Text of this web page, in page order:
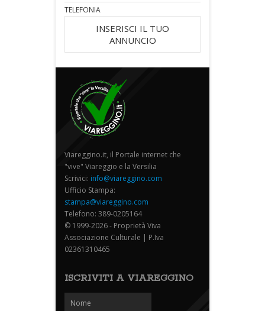
TELEFONIA
INSERISCI IL TUO
ANNUNCIO
Viareggino.it, il Portale internet che
"vive" Viareggio e la Versilia
Scrivici: info@viareggino.com
Ufficio Stampa:
stampa@viareggino.com
Telefono: 389-0205164
© 1999-2026 - Proprietà Viva
Associazione Culturale | P.Iva
02361310465
ISCRIVITI A VIAREGGINO